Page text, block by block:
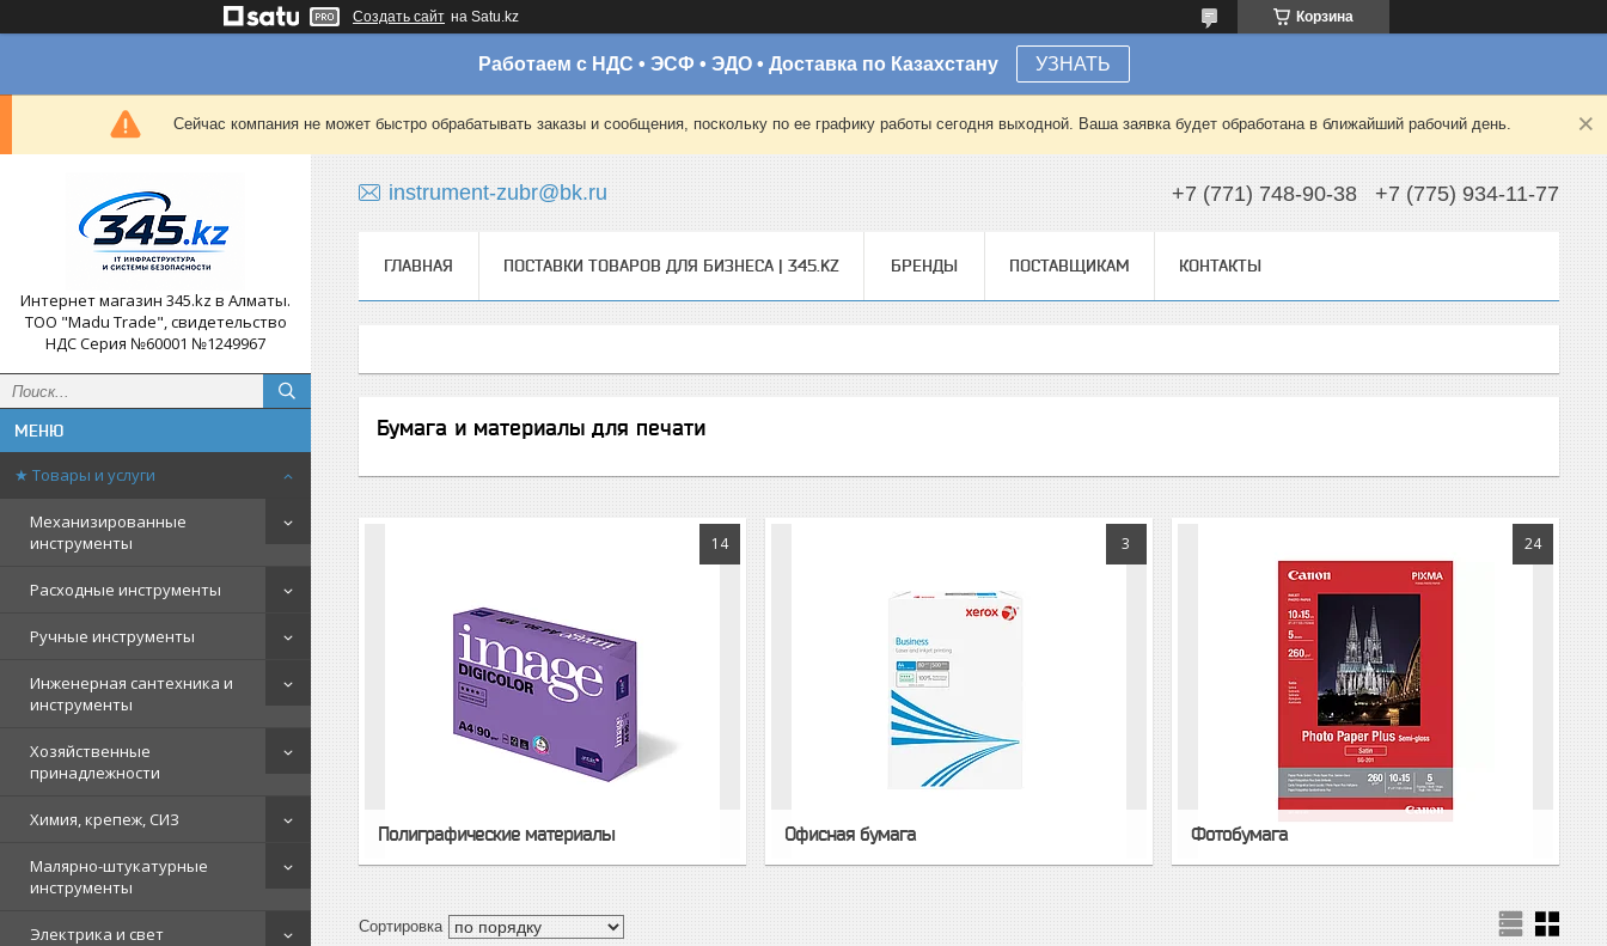
Создать сайт на Satu.kz Корзина
Работаем с НДС • ЭСФ • ЭДО • Доставка по Казахстану УЗНАТЬ
Сейчас компания не может быстро обрабатывать заказы и сообщения, поскольку по ее графику работы сегодня выходной. Ваша заявка будет обработана в ближайший рабочий день.
Интернет магазин 345.kz в Алматы.
ТОО "Madu Trade", свидетельство
НДС Серия №60001 №1249967
★ Товары и услуги
Механизированные
инструменты
Расходные инструменты
Ручные инструменты
Инженерная сантехника и
инструменты
Хозяйственные
принадлежности
Химия, крепеж, СИЗ
Малярно-штукатурные
инструменты
Электрика и свет
instrument-zubr@bk.ru +7 (771) 748-90-38 +7 (775) 934-11-77
ГЛАВНАЯ ПОСТАВКИ ТОВАРОВ ДЛЯ БИЗНЕСА | 345.KZ БРЕНДЫ ПОСТАВЩИКАМ КОНТАКТЫ
Бумага и материалы для печати
14
Полиграфические материалы
3
Офисная бумага
24
Фотобумага